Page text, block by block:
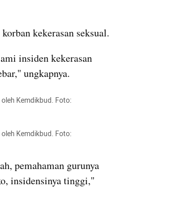
kekerasan seksual.
insiden kekerasan
ungkapnya.
Kemdikbud. Foto:
Kemdikbud. Foto:
pemahaman gurunya
insidensinya tinggi,"